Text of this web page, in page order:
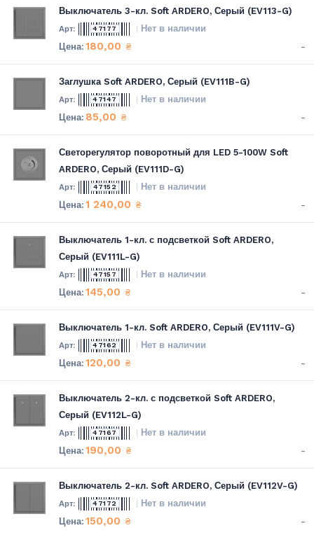
Выключатель 3-кл. Soft ARDERO, Серый (EV113-G)
47177 Нет в наличии
180,00 ₴ -
Заглушка Soft ARDERO, Серый (EV111B-G)
47147 Нет в наличии
85,00 ₴ -
Светорегулятор поворотный для LED 5-100W Soft
ARDERO, Серый (EV111D-G)
47152 Нет в наличии
1 240,00 ₴ -
Выключатель 1-кл. с подсветкой Soft ARDERO,
Серый (EV111L-G)
47157 Нет в наличии
145,00 ₴ -
Выключатель 1-кл. Soft ARDERO, Серый (EV111V-G)
47162 Нет в наличии
120,00 ₴ -
Выключатель 2-кл. с подсветкой Soft ARDERO,
Серый (EV112L-G)
47167 Нет в наличии
190,00 ₴ -
Выключатель 2-кл. Soft ARDERO, Серый (EV112V-G)
47172 Нет в наличии
150,00 ₴ -